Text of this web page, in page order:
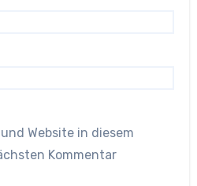
Website in diesem
Kommentar